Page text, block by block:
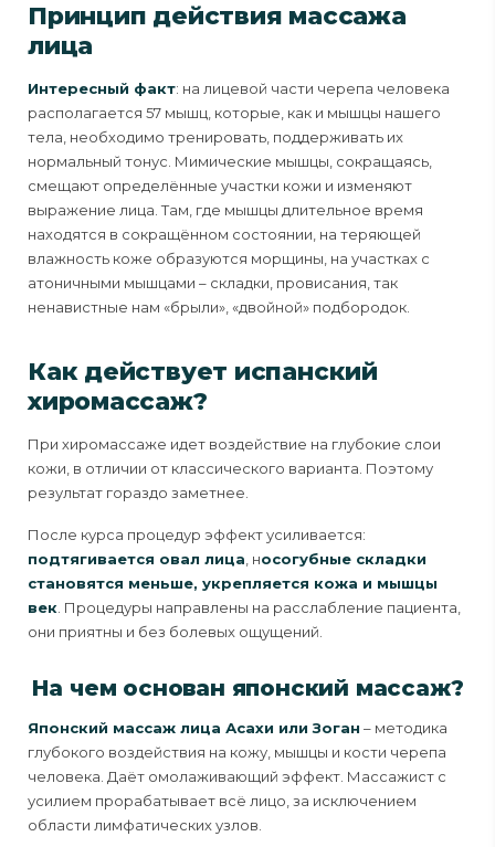
Принцип действия массажа
лица
Интересный факт: на лицевой части черепа человека
располагается 57 мышц, которые, как и мышцы нашего
тела, необходимо тренировать, поддерживать их
нормальный тонус. Мимические мышцы, сокращаясь,
смещают определённые участки кожи и изменяют
выражение лица. Там, где мышцы длительное время
находятся в сокращённом состоянии, на теряющей
влажность коже образуются морщины, на участках с
атоничными мышцами – складки, провисания, так
ненавистные нам «брыли», «двойной» подбородок.
Как действует испанский
хиромассаж?
При хиромассаже идет воздействие на глубокие слои
кожи, в отличии от классического варианта. Поэтому
результат гораздо заметнее.
После курса процедур эффект усиливается:
подтягивается овал лица , носогубные складки
становятся меньше, укрепляется кожа и мышцы
век . Процедуры направлены на расслабление пациента,
они приятны и без болевых ощущений.
На чем основан японский массаж?
Японский массаж лица Асахи или Зоган – методика
глубокого воздействия на кожу, мышцы и кости черепа
человека. Даёт омолаживающий эффект. Массажист с
усилием прорабатывает всё лицо, за исключением
области лимфатических узлов.